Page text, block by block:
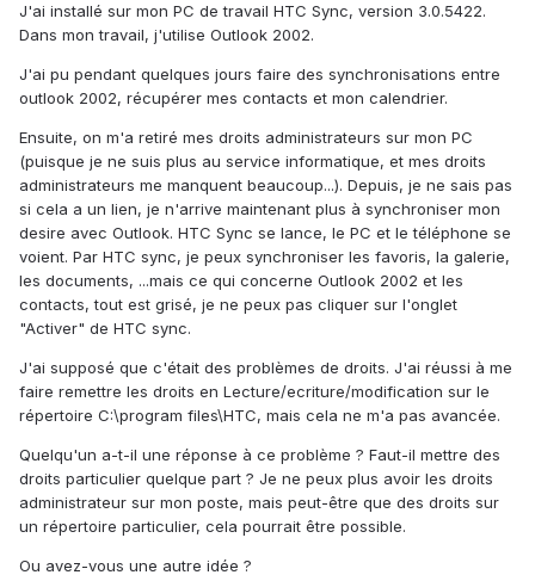
J'ai installé sur mon PC de travail HTC Sync, version 3.0.5422.
Dans mon travail, j'utilise Outlook 2002.
J'ai pu pendant quelques jours faire des synchronisations entre
outlook 2002, récupérer mes contacts et mon calendrier.
Ensuite, on m'a retiré mes droits administrateurs sur mon PC
(puisque je ne suis plus au service informatique, et mes droits
administrateurs me manquent beaucoup...). Depuis, je ne sais pas
si cela a un lien, je n'arrive maintenant plus à synchroniser mon
desire avec Outlook. HTC Sync se lance, le PC et le téléphone se
voient. Par HTC sync, je peux synchroniser les favoris, la galerie,
les documents, ...mais ce qui concerne Outlook 2002 et les
contacts, tout est grisé, je ne peux pas cliquer sur l'onglet
"Activer" de HTC sync.
J'ai supposé que c'était des problèmes de droits. J'ai réussi à me
faire remettre les droits en Lecture/ecriture/modification sur le
répertoire C:\program files\HTC, mais cela ne m'a pas avancée.
Quelqu'un a-t-il une réponse à ce problème ? Faut-il mettre des
droits particulier quelque part ? Je ne peux plus avoir les droits
administrateur sur mon poste, mais peut-être que des droits sur
un répertoire particulier, cela pourrait être possible.
Ou avez-vous une autre idée ?